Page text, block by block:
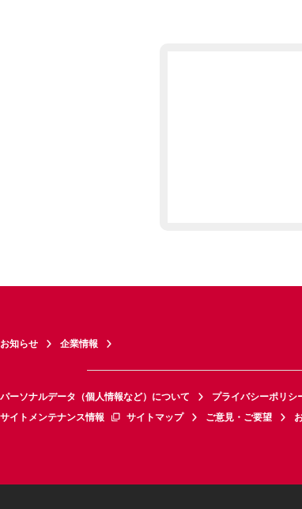
お知らせ 企業情報
パーソナルデータ（個人情報など）について プライバシーポリシ
サイトメンテナンス情報
サイトマップ ご意見・ご要望